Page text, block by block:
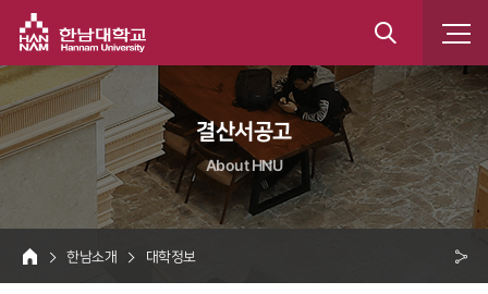
통
합
검
색
결산서공고
About HNU
HOME
한남소개 대학정보